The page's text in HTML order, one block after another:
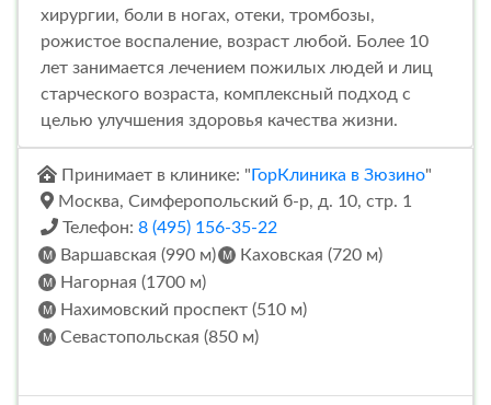
хирургии, боли в ногах, отеки, тромбозы,
рожистое воспаление, возраст любой. Более 10
лет занимается лечением пожилых людей и лиц
старческого возраста, комплексный подход с
целью улучшения здоровья качества жизни.
Принимает в клинике: " ГорКлиника в Зюзино"
Москва, Симферопольский б-р, д. 10, стр. 1
Телефон: 8 (495) 156-35-22
Варшавская (990 м)
Каховская (720 м)
Нагорная (1700 м)
Нахимовский проспект (510 м)
Севастопольская (850 м)